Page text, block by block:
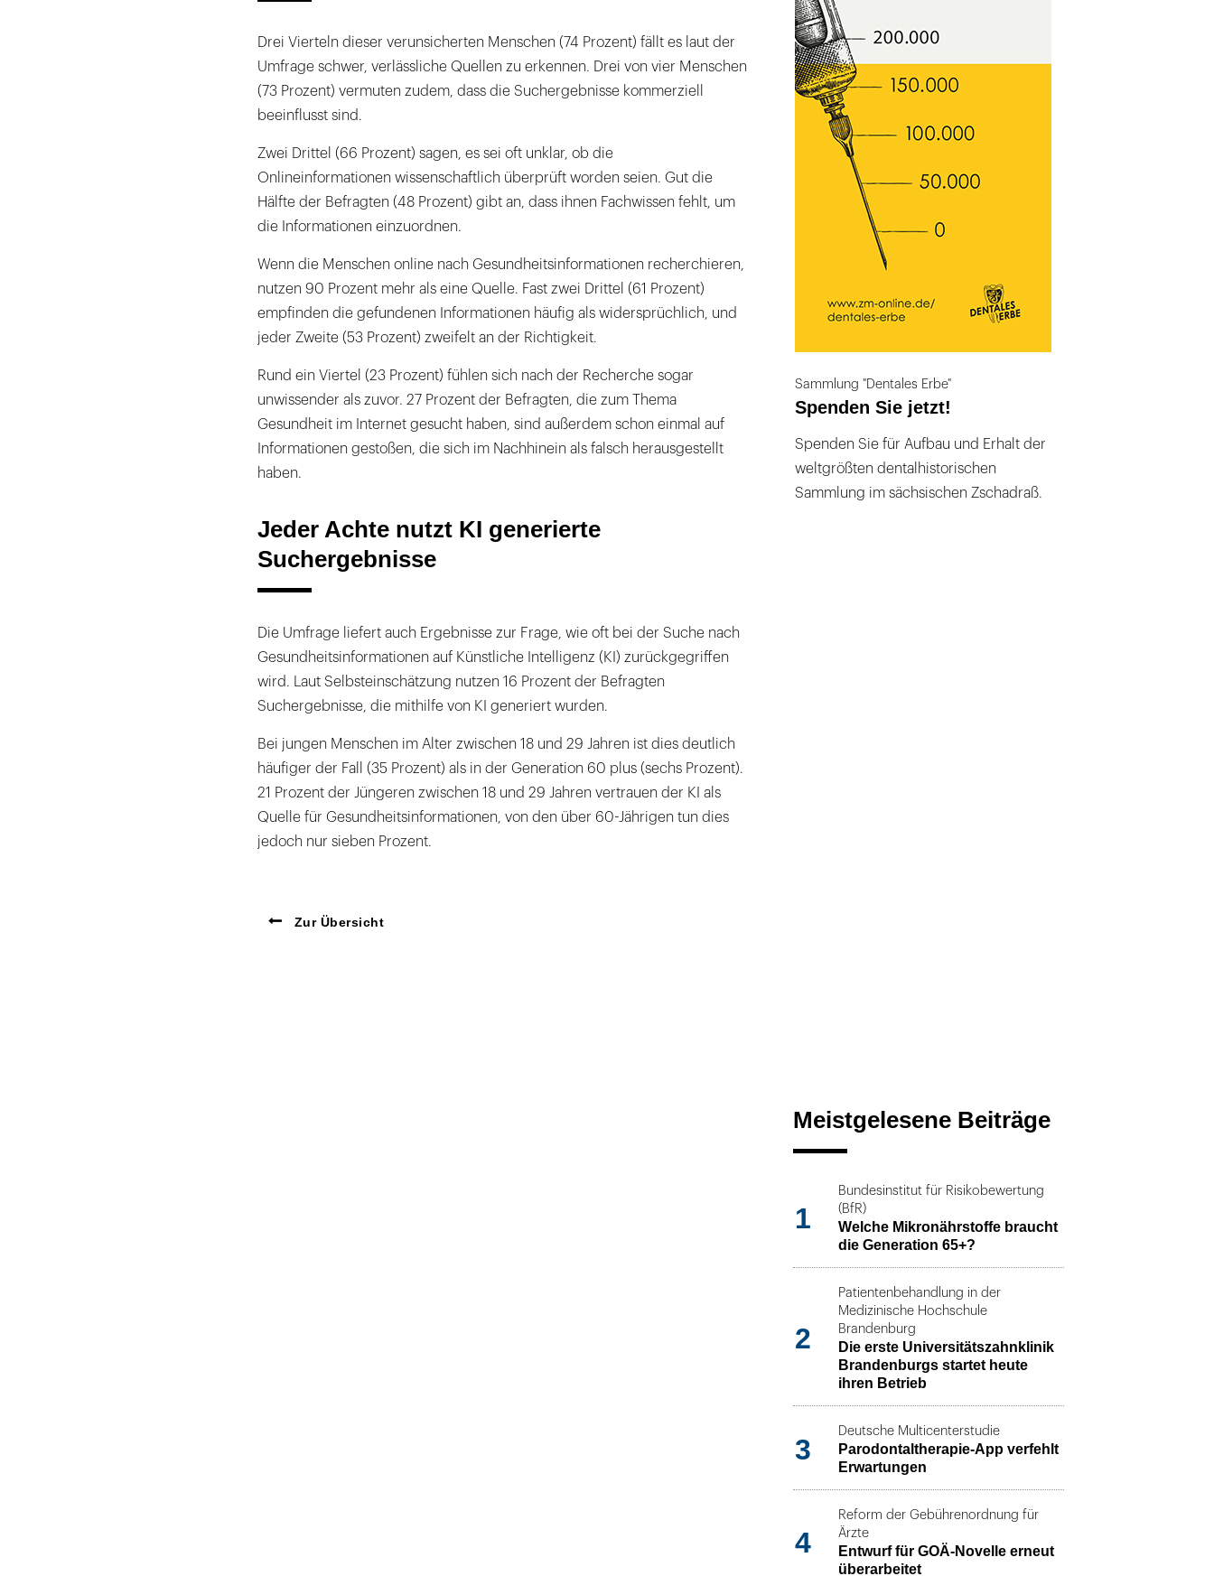
Drei Vierteln dieser verunsicherten Menschen (74 Prozent) fällt es laut der
Umfrage schwer, verlässliche Quellen zu erkennen. Drei von vier Menschen
(73 Prozent) vermuten zudem, dass die Suchergebnisse kommerziell
beeinflusst sind.
Zwei Drittel (66 Prozent) sagen, es sei oft unklar, ob die
Onlineinformationen wissenschaftlich überprüft worden seien. Gut die
Hälfte der Befragten (48 Prozent) gibt an, dass ihnen Fachwissen fehlt, um
die Informationen einzuordnen.
Wenn die Menschen online nach Gesundheitsinformationen recherchieren,
nutzen 90 Prozent mehr als eine Quelle. Fast zwei Drittel (61 Prozent)
empfinden die gefundenen Informationen häufig als widersprüchlich, und
jeder Zweite (53 Prozent) zweifelt an der Richtigkeit.
Rund ein Viertel (23 Prozent) fühlen sich nach der Recherche sogar
unwissender als zuvor. 27 Prozent der Befragten, die zum Thema
Gesundheit im Internet gesucht haben, sind außerdem schon einmal auf
Informationen gestoßen, die sich im Nachhinein als falsch herausgestellt
haben.
Jeder Achte nutzt KI generierte
Suchergebnisse
Die Umfrage liefert auch Ergebnisse zur Frage, wie oft bei der Suche nach
Gesundheitsinformationen auf Künstliche Intelligenz (KI) zurückgegriffen
wird. Laut Selbsteinschätzung nutzen 16 Prozent der Befragten
Suchergebnisse, die mithilfe von KI generiert wurden.
Bei jungen Menschen im Alter zwischen 18 und 29 Jahren ist dies deutlich
häufiger der Fall (35 Prozent) als in der Generation 60 plus (sechs Prozent).
21 Prozent der Jüngeren zwischen 18 und 29 Jahren vertrauen der KI als
Quelle für Gesundheitsinformationen, von den über 60-Jährigen tun dies
jedoch nur sieben Prozent.
Zur Übersicht
Sammlung "Dentales Erbe"
Spenden Sie jetzt!
Spenden Sie für Aufbau und Erhalt der
weltgrößten dentalhistorischen
Sammlung im sächsischen Zschadraß.
Meistgelesene Beiträge
1
Bundesinstitut für Risikobewertung
(BfR)
Welche Mikronährstoffe braucht
die Generation 65+?
2
Patientenbehandlung in der
Medizinische Hochschule
Brandenburg
Die erste Universitätszahnklinik
Brandenburgs startet heute
ihren Betrieb
3
Deutsche Multicenterstudie
Parodontaltherapie-App verfehlt
Erwartungen
4
Reform der Gebührenordnung für
Ärzte
Entwurf für GOÄ-Novelle erneut
überarbeitet